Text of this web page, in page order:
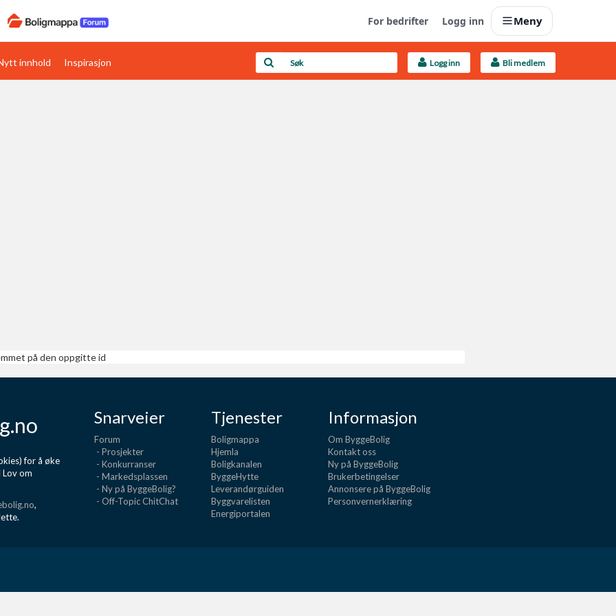
For bedrifter Logg inn Meny
Boligens papirer Last opp selv
innhold Inspirasjon Logg inn Bli medlem
på den oppgitte id
for å øke
Lov om
,
Snarveier
Forum
- Prosjekter
- Konkurranser
- Markedsplassen
- Ny på ByggeBolig?
- Off-Topic ChitChat
Tjenester
Boligmappa
Hjemla
Boligkanalen
ByggeHytte
Leverandørguiden
Byggvarelisten
Energiportalen
Informasjon
Om ByggeBolig
Kontakt oss
Ny på ByggeBolig
Brukerbetingelser
Annonsere på ByggeBolig
Personvernerklæring